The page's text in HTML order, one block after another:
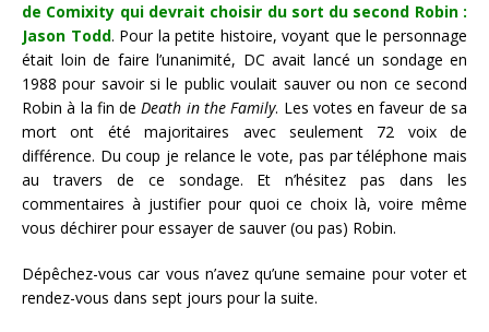
de Comixity qui devrait choisir du sort du second Robin :
Jason Todd. Pour la petite histoire, voyant que le personnage
était loin de faire l’unanimité, DC avait lancé un sondage en
1988 pour savoir si le public voulait sauver ou non ce second
Robin à la fin deDeath in the Family. Les votes en faveur de sa
mort ont été majoritaires avec seulement 72 voix de
différence. Du coup je relance le vote, pas par téléphone mais
au travers de ce sondage. Et n’hésitez pas dans les
commentaires à justifier pour quoi ce choix là, voire même
vous déchirer pour essayer de sauver (ou pas) Robin.
Dépêchez-vous car vous n’avez qu’une semaine pour voter et
rendez-vous dans sept jours pour la suite.